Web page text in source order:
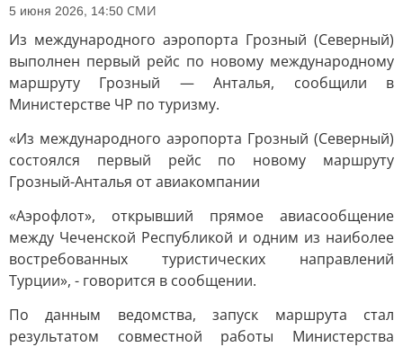
5 июня 2026, 14:50 СМИ
Из международного аэропорта Грозный (Северный)
выполнен первый рейс по новому международному
маршруту Грозный — Анталья, сообщили в
Министерстве ЧР по туризму.
«Из международного аэропорта Грозный (Северный)
состоялся первый рейс по новому маршруту
Грозный-Анталья от авиакомпании
«Аэрофлот», открывший прямое авиасообщение
между Чеченской Республикой и одним из наиболее
востребованных туристических направлений
Турции», - говорится в сообщении.
По данным ведомства, запуск маршрута стал
результатом совместной работы Министерства